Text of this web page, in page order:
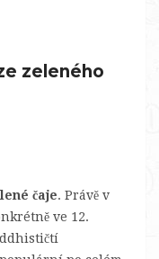
zeleného
čaje. Právě v
ve 12.